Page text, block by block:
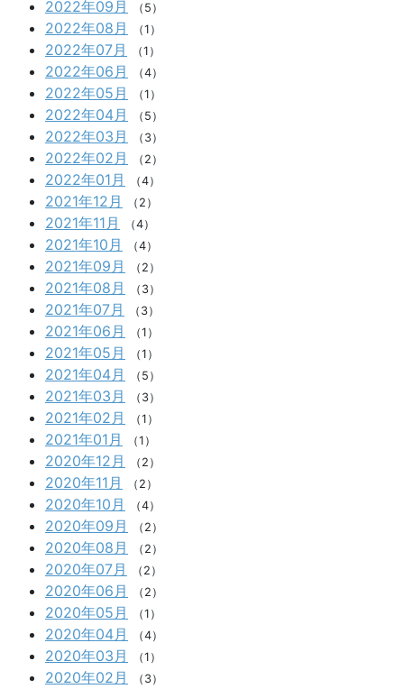
2022年09月 （5）
2022年08月 （1）
2022年07月 （1）
2022年06月 （4）
2022年05月 （1）
2022年04月 （5）
2022年03月 （3）
2022年02月 （2）
2022年01月 （4）
2021年12月 （2）
2021年11月 （4）
2021年10月 （4）
2021年09月 （2）
2021年08月 （3）
2021年07月 （3）
2021年06月 （1）
2021年05月 （1）
2021年04月 （5）
2021年03月 （3）
2021年02月 （1）
2021年01月 （1）
2020年12月 （2）
2020年11月 （2）
2020年10月 （4）
2020年09月 （2）
2020年08月 （2）
2020年07月 （2）
2020年06月 （2）
2020年05月 （1）
2020年04月 （4）
2020年03月 （1）
2020年02月 （3）